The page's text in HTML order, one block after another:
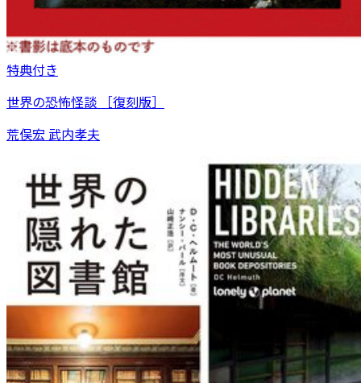
特典付き
世界の恐怖怪談 ［復刻版］
荒俣宏 武内孝夫